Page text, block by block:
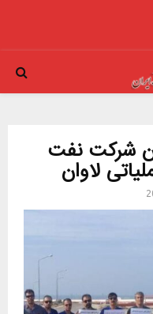
شرکت نفت
لاوان